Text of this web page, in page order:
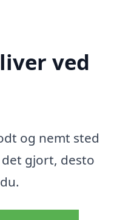
ved
og nemt sted
gjort, desto